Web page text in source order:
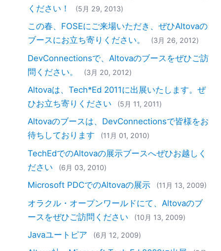
ください！
(5月 29, 2013)
この春、FOSEにご来場いただき、ぜひAltovaの
ブースにお立ち寄りください。
(3月 26, 2012)
DevConnectionsで、Altovaのブースをぜひご訪
問ください。
(3月 20, 2012)
Altovaは、Tech*Ed 2011に出展いたします。ぜ
ひお立ち寄りください
(5月 11, 2011)
Altovaのブースは、DevConnectionsで皆様をお
待ちしております
(11月 01, 2010)
TechEdでのAltovaの展示ブースへぜひお越しく
ださい
(6月 03, 2010)
Microsoft PDCでのAltovaの展示 (11月 13, 2009)
オラクル・オープンワールドにて、Altovaのブ
ースをぜひご訪問ください
(10月 13, 2009)
Javaユートピア (6月 12, 2009)